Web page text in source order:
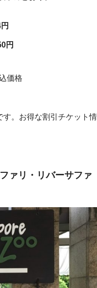
円
価格
。お得な割引チケット情
ァリ・リバーサファ